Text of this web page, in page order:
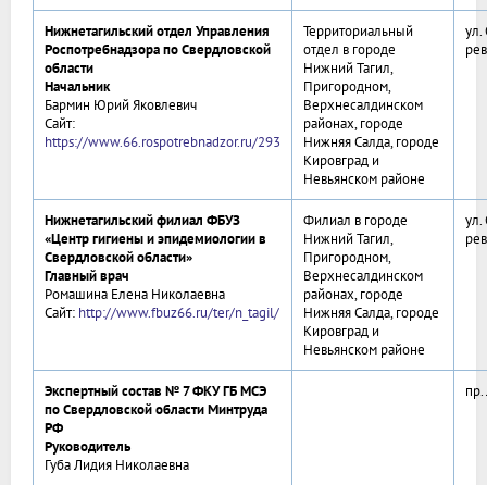
Нижнетагильский отдел Управления
Роспотребнадзора по Свердловской
области
Начальник
Бармин Юрий Яковлевич
Сайт:
https://www.66.rospotrebnadzor.ru/293
Территориальный
отдел в городе
Нижний Тагил,
Пригородном,
Верхнесалдинском
районах, городе
Нижняя Салда, городе
Кировград и
Невьянском районе
ул.
Нижнетагильский филиал ФБУЗ
«Центр гигиены и эпидемиологии в
Свердловской области»
Главный врач
Ромашина Елена Николаевна
Сайт: http://www.fbuz66.ru/ter/n_tagil/
Филиал в городе
Нижний Тагил,
Пригородном,
Верхнесалдинском
районах, городе
Нижняя Салда, городе
Кировград и
Невьянском районе
ул.
Экспертный состав № 7 ФКУ ГБ МСЭ
по Свердловской области Минтруда
РФ
Руководитель
Губа Лидия Николаевна